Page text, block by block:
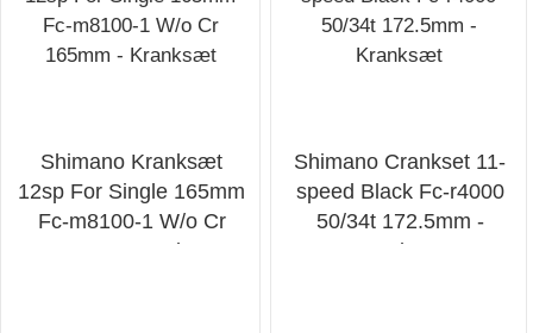
Shimano Kranksæt
12sp For Single 165mm
Fc-m8100-1 W/o Cr
165mm - Kranksæt
Shimano Crankset 11-
speed Black Fc-r4000
50/34t 172.5mm -
Kranksæt